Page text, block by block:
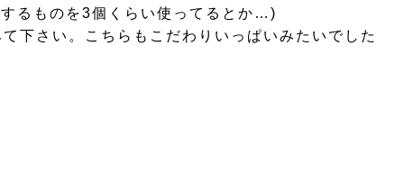
るものを3個くらい使ってるとか…)
下さい。こちらもこだわりいっぱいみたいでした